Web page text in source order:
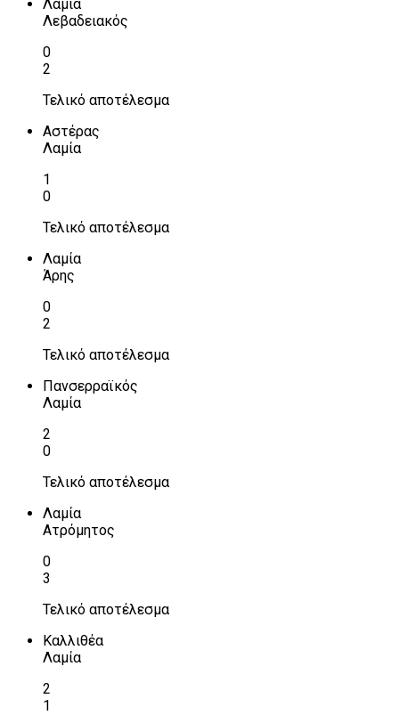
Λαμία
Λεβαδειακός
0
2
Τελικό αποτέλεσμα
Αστέρας
Λαμία
1
0
Τελικό αποτέλεσμα
Λαμία
Άρης
0
2
Τελικό αποτέλεσμα
Πανσερραϊκός
Λαμία
2
0
Τελικό αποτέλεσμα
Λαμία
Ατρόμητος
0
3
Τελικό αποτέλεσμα
Καλλιθέα
Λαμία
2
1